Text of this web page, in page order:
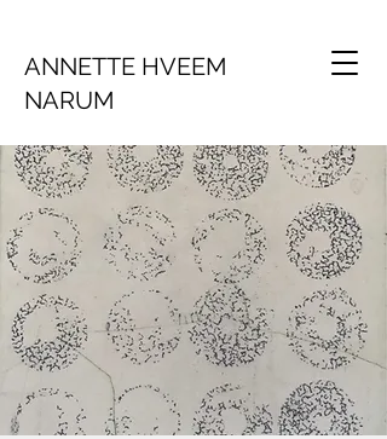
ANNETTE HVEEM
NARUM